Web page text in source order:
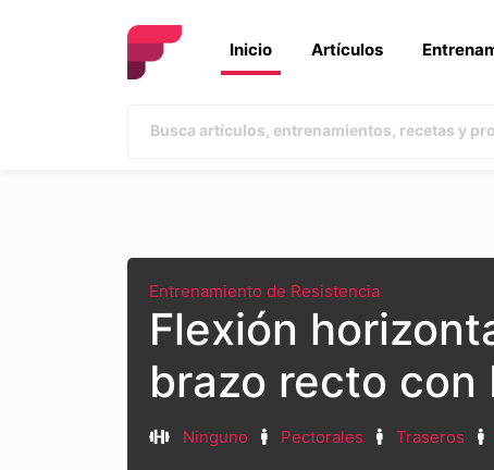
Inicio Artículos
Entrenamiento de Resistencia
Flexión
brazo recto con
Ninguno Pectorales Traseros